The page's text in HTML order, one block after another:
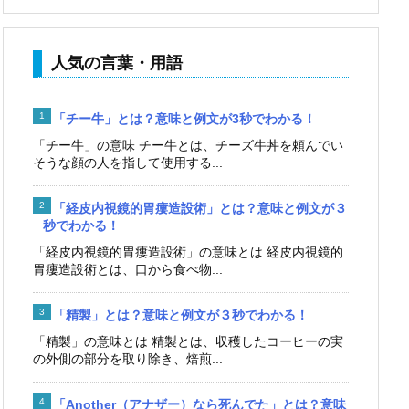
人気の言葉・用語
「チー牛」とは？意味と例文が3秒でわかる！
「チー牛」の意味 チー牛とは、チーズ牛丼を頼んでい
そうな顔の人を指して使用する...
「経皮内視鏡的胃瘻造設術」とは？意味と例文が３
秒でわかる！
「経皮内視鏡的胃瘻造設術」の意味とは 経皮内視鏡的
胃瘻造設術とは、口から食べ物...
「精製」とは？意味と例文が３秒でわかる！
「精製」の意味とは 精製とは、収穫したコーヒーの実
の外側の部分を取り除き、焙煎...
「Another（アナザー）なら死んでた」とは？意味